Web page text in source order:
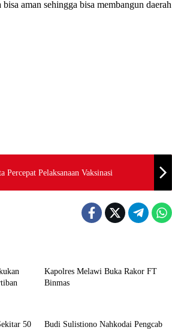
aman sehingga bisa membangun daerah
Pelaksanaan Vaksinasi
Kapolres Melawi Buka Rakor FT
Binmas
50
Budi Sulistiono Nahkodai Pengcab